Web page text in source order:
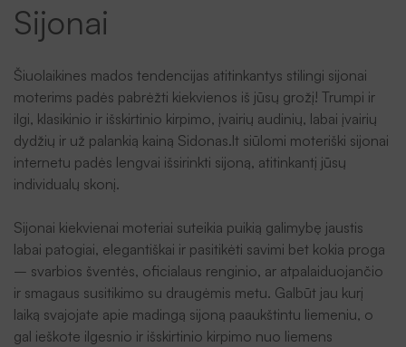
Sijonai
Šiuolaikines mados tendencijas atitinkantys stilingi sijonai
moterims padės pabrėžti kiekvienos iš jūsų grožį! Trumpi ir
ilgi, klasikinio ir išskirtinio kirpimo, įvairių audinių, labai įvairių
dydžių ir už palankią kainą Sidonas.lt siūlomi moteriški sijonai
internetu padės lengvai išsirinkti sijoną, atitinkantį jūsų
individualų skonį.
Sijonai kiekvienai moteriai suteikia puikią galimybę jaustis
labai patogiai, elegantiškai ir pasitikėti savimi bet kokia proga
– svarbios šventės, oficialaus renginio, ar atpalaiduojančio
ir smagaus susitikimo su draugėmis metu. Galbūt jau kurį
laiką svajojate apie madingą sijoną paaukštintu liemeniu, o
gal ieškote ilgesnio ir išskirtinio kirpimo nuo liemens